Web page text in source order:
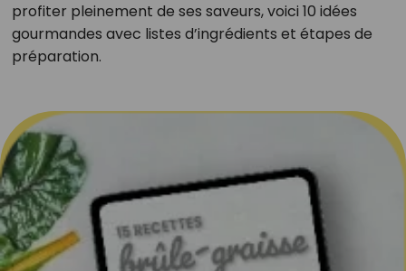
profiter pleinement de ses saveurs, voici 10 idées
gourmandes avec listes d’ingrédients et étapes de
préparation.